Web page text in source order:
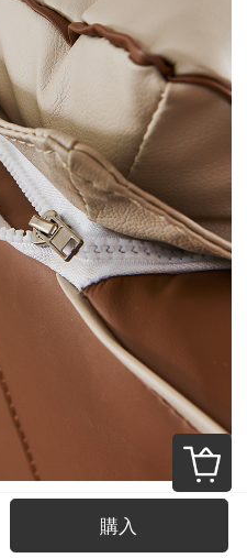
購入